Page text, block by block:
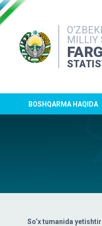
MILLIY
BOSHQARMA HAQIDA
So‘x tumanida